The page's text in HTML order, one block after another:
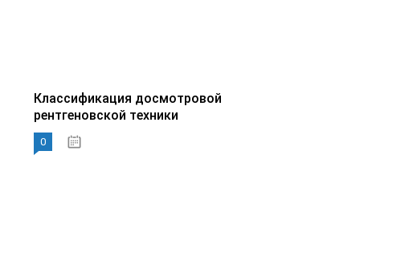
Классификация досмотровой
рентгеновской техники
0